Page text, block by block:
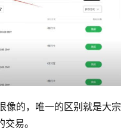
像的，唯一的区别就是大宗
易。